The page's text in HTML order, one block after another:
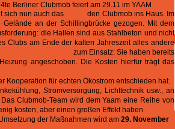
Berliner Clubmob feiert am 29.11 im YAAM
sich nun auch das
den Clubmob ins Haus. Im
an der Schillingbrücke gezogen. Mit dem
die Hallen sind aus Stahlbeton und nicht
Clubs am Ende der kalten Jahreszeit alles andere
zum Einsatz: Sie haben bereits
angeschoben. Die Kosten hierfür trägt das
Kooperation für echten Ökostrom entschieden hat.
Stromversorgung, Lichttechnik usw., an
Clubmob-Team wird dem Yaam eine Reihe von
kosten, aber einen großen Effekt haben.
der Maßnahmen wird am 29. November